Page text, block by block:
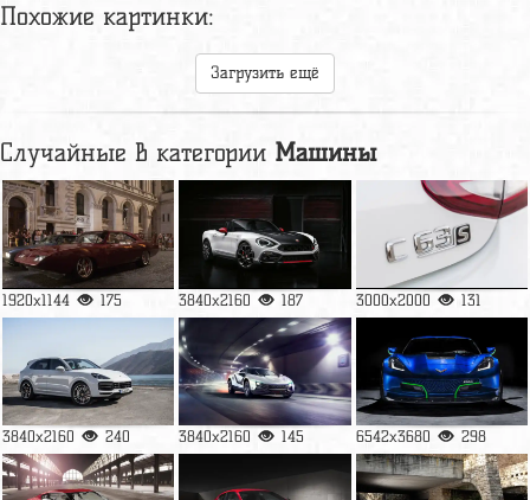
Похожие картинки:
Загрузить ещё
Случайные в категории Машины
1920x1144 175 3840x2160 187 3000x2000 131
3840x2160 240 3840x2160 145 6542x3680 298